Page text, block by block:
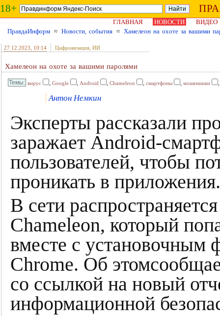
18+
ГЛАВНАЯ НОВОСТИ
ВИДЕО
ПравдаИнформ ≈ Новости, события ≈ Хамелеон на охоте за вашими
27.12.2023 , 10:14 Цифровизация, ИИ
Хамелеон на охоте за вашими паролями
вирус , Google , Android , Chameleon , смартфоны , мошенники
Антон Немкин
Эксперты рассказали
заражает Android-
пользователей, чтобы
проникать в приложения.
В сети
Chameleon, который
вместе с установочным
Chrome. Об
со ссылкой на новый
информационной